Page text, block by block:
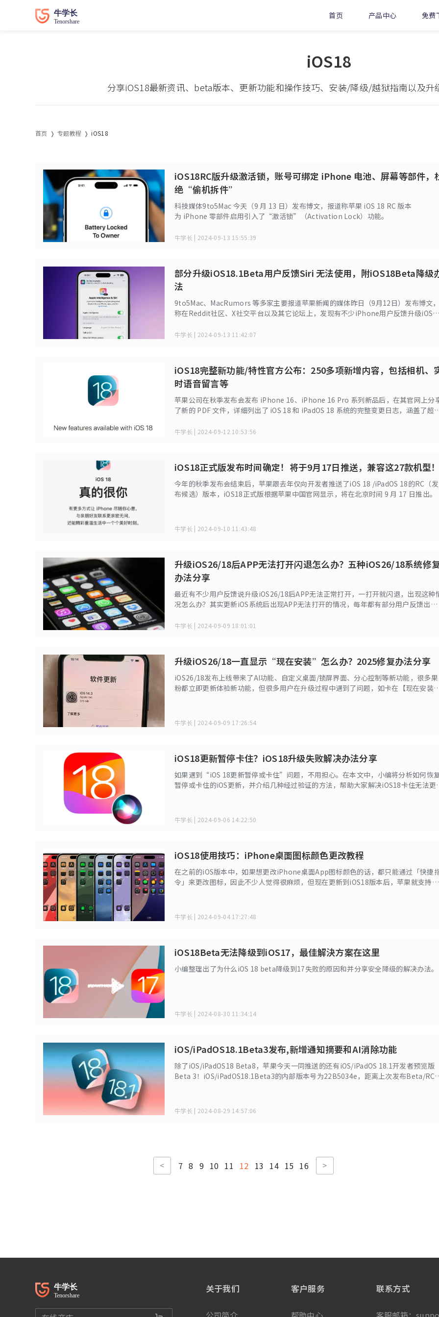
首页 产品中心 免费
iOS18
分享iOS18最新资讯、beta版本、更新功能和操作技巧、安装/降级/越狱指南以及升
首页 专题教程 iOS18
iOS18RC版升级激活锁，账号可绑定 iPhone 电池、屏幕等部件，
绝“偷机拆件”
科技媒体9to5Mac 今天（9 月 13 日）发布博文，报道称苹果 iOS 18 RC 版本
为 iPhone 零部件启用引入了“激活锁”（Activation Lock）功能。
牛学长 | 2024-09-13 15:55:39
部分升级iOS18.1Beta用户反馈Siri 无法使用，附iOS18Beta降级
法
9to5Mac、MacRumors 等多家主要报道苹果新闻的媒体昨日（9月12日）发布博文，
称在Reddit社区、X社交平台以及其它论坛上，发现有不少iPhone用户反馈升级iOS
牛学长 | 2024-09-13 11:42:07
iOS18完整新功能/特性官方公布：250多项新增内容，包括相机、
时语音留言等
苹果公司在秋季发布会发布 iPhone 16、iPhone 16 Pro 系列新品后，在其官网上分
了新的 PDF 文件，详细列出了 iOS 18 和 iPadOS 18 系统的完整变更日志，涵盖了超
牛学长 | 2024-09-12 10:53:56
iOS18正式版发布时间确定！将于9月17日推送，兼容这27款机型！
今年的秋季发布会结束后，苹果跟去年仅向开发者推送了iOS 18 /iPadOS 18的RC（发
布候选）版本，iOS18正式版根据苹果中国官网显示，将在北京时间 9 月 17 日推出。
牛学长 | 2024-09-10 11:43:48
升级iOS26/18后APP无法打开闪退怎么办？五种iOS26/18系统修
办法分享
最近有不少用户反馈说升级iOS26/18后APP无法正常打开，一打开就闪退，出现这种
况怎么办？其实更新iOS系统后出现APP无法打开的情况，每年都有部分用户反馈出现
牛学长 | 2024-09-09 18:01:01
升级iOS26/18一直显示“现在安装”怎么办？2025修复办法分享
iOS26/18发布上线带来了AI功能、自定义桌面/锁屏界面、分心控制等新功能，很多果
粉都立即更新体验新功能，但很多用户在升级过程中遇到了问题，如卡在【现在安装
牛学长 | 2024-09-09 17:26:54
iOS18更新暂停卡住？iOS18升级失败解决办法分享
如果遇到“iOS 18更新暂停或卡住”问题，不用担心。在本文中，小编将分析如何恢
暂停或卡住的iOS更新，并介绍几种经过验证的方法，帮助大家解决iOS18卡住无法更
牛学长 | 2024-09-06 14:22:50
iOS18使用技巧：iPhone桌面图标颜色更改教程
在之前的iOS版本中，如果想更改iPhone桌面App图标颜色的话，都只能通过「快捷
令」来更改图标，因此不少人觉得很麻烦，但现在更新到iOS18版本后，苹果就支持用
牛学长 | 2024-09-04 17:27:48
iOS18Beta无法降级到iOS17，最佳解決方案在这里
小编整理出了为什么iOS 18 beta降级到17失败的原因和并分享安全降级的解决办法。
牛学长 | 2024-08-30 11:34:14
iOS/iPadOS18.1Beta3发布,新增通知摘要和AI消除功能
除了iOS/iPadOS18 Beta8，苹果今天一同推送的还有iOS/iPadOS 18.1开发者预览版
Beta 3！iOS/iPadOS18.1Beta3的内部版本号为22B5034e，距离上次发布Beta/RC
牛学长 | 2024-08-29 14:57:06
< 7 8 9 10 11 12 13 14 15 16 >
关于我们 客户服务 联系方式